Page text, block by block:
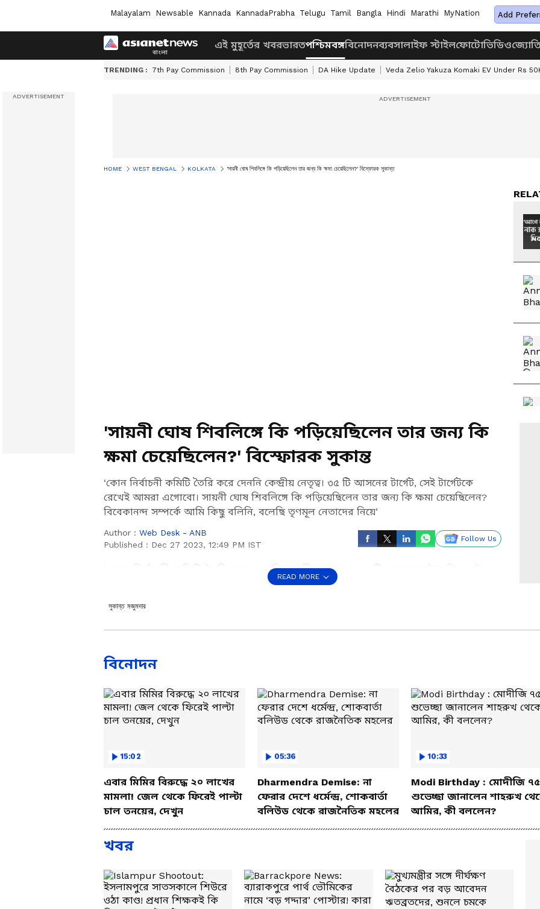
Malayalam Newsable Kannada KannadaPrabha Telugu Tamil Bangla Hindi Marathi MyNation Add
এই মুহূর্তের খবরভারতপশ্চিমবঙ্গবিনোদনব্যবসালাইফ স্টাইলফোটোভিডিও
TRENDING : 7th Pay Commission 8th Pay Commission DA Hike Update Veda Zelio Yakuza Komaki EV Under Rs
HOME WEST BENGAL KOLKATA 'সায়নী ঘোষ শিবলিঙ্গে কি পড়িয়েছিলেন তার জন্য কি ক্ষমা চেয়েছিলেন?' বিস্ফোরক সুকান্ত
'সায়নী ঘোষ শিবলিঙ্গে কি পড়িয়েছিলেন তার জন্য কি
ক্ষমা চেয়েছিলেন?' বিস্ফোরক সুকান্ত
‘কোন নির্বাচনী কমিটি তৈরি করে দেননি কেন্দ্রীয় নেতৃত্ব। ৩৫ টি আসনের টার্গেট, সেই টার্গেটকে
রেখেই আমরা এগোবো। সায়নী ঘোষ শিবলিঙ্গে কি পড়িয়েছিলেন তার জন্য কি ক্ষমা চেয়েছিলেন?
বিবেকানন্দ সম্পর্কে আমি কিছু বলিনি, বলেছি তৃণমূল নেতাদের নিয়ে’
Author : Web Desk - ANB
Published : Dec 27 2023, 12:49 PM IST
Follow Us
'কোন নির্বাচনী কমিটি তৈরি করে দেননি কেন্দ্রীয় নেতৃত্ব। ৩৫ টি আসনের টার্গেট, সেই
টার্গেটকে রেখেই আমরা এগোবো। সায়নী ঘোষ শিবলিঙ্গে কি পড়িয়েছিলেন তার জন্য কি
ক্ষমা চেয়েছিলেন? বিবেকানন্দ সম্পর্কে আমি কিছু বলিনি, বলেছি তৃণমূল নেতাদের নিয়ে।
READ MORE
সুকান্ত মজুমদার
বিনোদন
15:02
এবার মিমির বিরুদ্ধে ২০ লাখের
মামলা! জেল থেকে ফিরেই পাল্টা
চাল তনয়ের, দেখুন
05:36
Dharmendra Demise: না
ফেরার দেশে ধর্মেন্দ্র, শোকবার্তা
বলিউড থেকে রাজনৈতিক মহলের
10:33
Modi Birthday : মোদীজি
শুভেচ্ছা জানালেন শাহরুখ
আমির, কী বললেন?
খবর